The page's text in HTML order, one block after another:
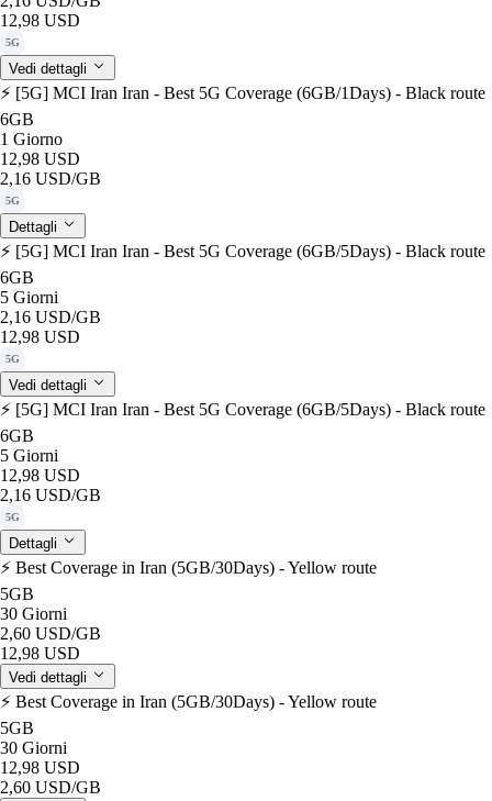
12,98 USD
5G
Vedi dettagli
⚡️ [5G] MCI Iran Iran - Best 5G Coverage (6GB/1Days) - Black route
6GB
1 Giorno
12,98 USD
2,16 USD/GB
5G
Dettagli
⚡️ [5G] MCI Iran Iran - Best 5G Coverage (6GB/5Days) - Black route
6GB
5 Giorni
2,16 USD/GB
12,98 USD
5G
Vedi dettagli
⚡️ [5G] MCI Iran Iran - Best 5G Coverage (6GB/5Days) - Black route
6GB
5 Giorni
12,98 USD
2,16 USD/GB
5G
Dettagli
⚡️ Best Coverage in Iran (5GB/30Days) - Yellow route
5GB
30 Giorni
2,60 USD/GB
12,98 USD
Vedi dettagli
⚡️ Best Coverage in Iran (5GB/30Days) - Yellow route
5GB
30 Giorni
12,98 USD
2,60 USD/GB